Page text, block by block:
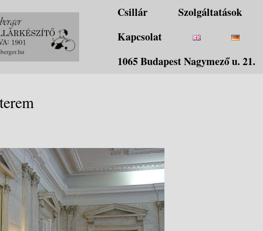
Csillár Szolgáltatások
Kapcsolat
1065 Budapest Nagymező u. 21.